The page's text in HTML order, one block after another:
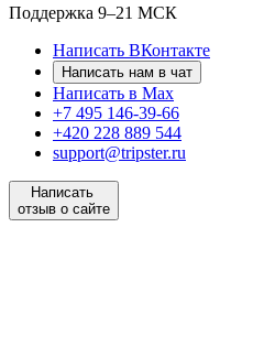
Поддержка 9–21 МСК
Написать ВКонтакте
Написать нам в чат
Написать в Max
+7 495 146-39-66
+420 228 889 544
support@tripster.ru
Написать
отзыв о сайте